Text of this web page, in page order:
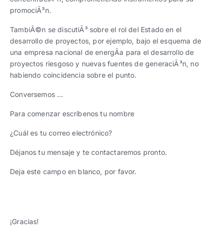
promociÃ³n.
TambiÃ©n se discutiÃ³ sobre el rol del Estado en el
desarrollo de proyectos, por ejemplo, bajo el esquema de
una empresa nacional de energÃ­a para el desarrollo de
proyectos riesgoso y nuevas fuentes de generaciÃ³n, no
habiendo coincidencia sobre el punto.
Conversemos …
Para comenzar escríbenos tu nombre
¿Cuál es tu correo electrónico?
Déjanos tu mensaje y te contactaremos pronto.
Deja este campo en blanco, por favor.
¡Gracias!